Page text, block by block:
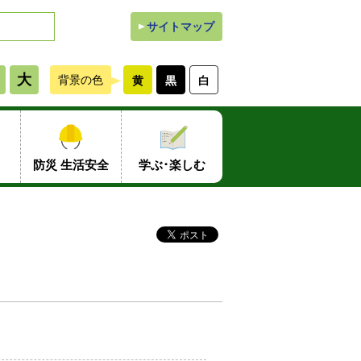
サイトマップ
白
黒
黄
背景の色
大
防災 生活安全 学ぶ･楽しむ